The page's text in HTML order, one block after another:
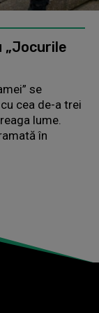
se
cea de-a trei
lume.
în